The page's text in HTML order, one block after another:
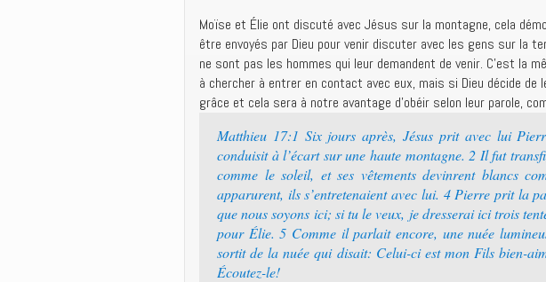
Moïse et Élie ont discuté avec Jésus sur la montagne, cela
être envoyés par Dieu pour venir discuter avec les gens sur la
ne sont pas les hommes qui leur demandent de venir. C’est la
à chercher à entrer en contact avec eux, mais si Dieu décide de
grâce et cela sera à notre avantage d’obéir selon leur parole,
Matthieu 17:1 Six jours après, Jésus prit avec lui
conduisit à l’écart sur une haute montagne. 2 Il fut
comme le soleil, et ses vêtements devinrent blancs
apparurent, ils s’entretenaient avec lui. 4 Pierre prit la
que nous soyons ici; si tu le veux, je dresserai ici trois
pour Élie. 5 Comme il parlait encore, une nuée
sortit de la nuée qui disait: Celui-ci est mon Fils bien-
Écoutez-le!